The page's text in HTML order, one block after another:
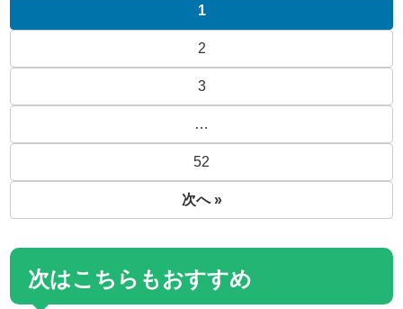
1
2
3
…
52
次へ »
次はこちらもおすすめ